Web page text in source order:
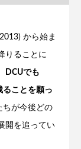
から始ま
りることに
DCUでも
ることを願っ
ちが今後どの
開を追ってい